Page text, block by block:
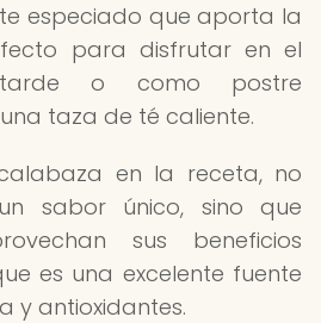
especiado que aporta la
para disfrutar en el
o como postre
taza de té caliente.
en la receta, no
sabor único, sino que
sus beneficios
es una excelente fuente
y antioxidantes.